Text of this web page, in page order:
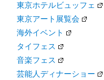
東京ホテルビュッフェ
東京アート展覧会
海外イベント
タイフェス
音楽フェス
芸能人ディナーショー